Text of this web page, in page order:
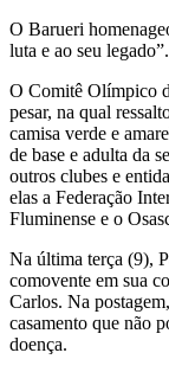
O Barueri
luta e ao seu legado”.
O Comitê Olímpico
pesar, na qual
camisa verde e
de base e adulta da
outros clubes e
elas a Federação
Fluminense e o
Na última terça (9),
comovente em sua
Carlos. Na
casamento que não
doença.